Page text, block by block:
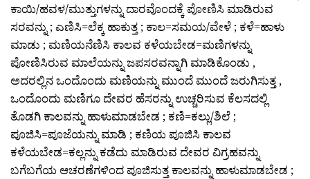
ಕಾಯಿ/ಹವಳ/ಮುತ್ತುಗಳನ್ನು ದಾರವೊಂದಕ್ಕೆ ಪೋಣಿಸಿ ಮಾಡಿರುವ
ಸರವನ್ನು ; ಎಣಿಸಿ=ಲೆಕ್ಕ ಹಾಕುತ್ತ ; ಕಾಲ=ಸಮಯ/ವೇಳೆ ; ಕಳೆ=ಹಾಳು
ಮಾಡು ; ಮಣಿಯನೆಣಿಸಿ ಕಾಲವ ಕಳೆಯಬೇಡ=ಮಣಿಗಳನ್ನು
ಪೋಣಿಸಿರುವ ಮಾಲೆಯನ್ನು ಜಪಸರವನ್ನಾಗಿ ಮಾಡಿಕೊಂಡು ,
ಅದರಲ್ಲಿನ ಒಂದೊಂದು ಮಣಿಯನ್ನು ಮುಂದೆ ಮುಂದೆ ಜರುಗಿಸುತ್ತ ,
ಒಂದೊಂದು ಮಣಿಗೂ ದೇವರ ಹೆಸರನ್ನು ಉಚ್ಚರಿಸುವ ಕೆಲಸದಲ್ಲಿ
ತೊಡಗಿ ಕಾಲವನ್ನು ಹಾಳುಮಾಡಬೇಡ ; ಕಣಿ=ಕಲ್ಲು/ಶಿಲೆ ;
ಪೂಜಿಸಿ=ಪೂಜೆಯನ್ನು ಮಾಡಿ ; ಕಣಿಯ ಪೂಜಿಸಿ ಕಾಲವ
ಕಳೆಯಬೇಡ=ಕಲ್ಲನ್ನು ಕಡೆದು ಮಾಡಿರುವ ದೇವರ ವಿಗ್ರಹವನ್ನು
ಬಗೆಬಗೆಯ ಆಚರಣೆಗಳಿಂದ ಪೂಜಿಸುತ್ತ ಕಾಲವನ್ನು ಹಾಳುಮಾಡಬೇಡ ;